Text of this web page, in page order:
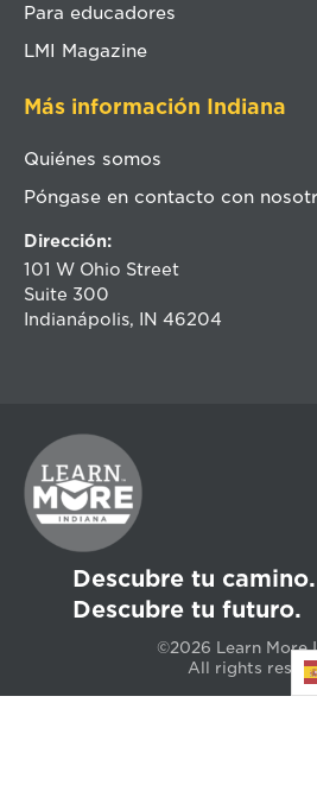
Para educadores
LMI Magazine
Más información Indiana
Quiénes somos
Póngase en contacto con
Dirección:
101 W Ohio Street
Suite 300
Indianápolis, IN 46204
Descubre tu camino.
Descubre tu futuro.
©2026 Learn More
All rights